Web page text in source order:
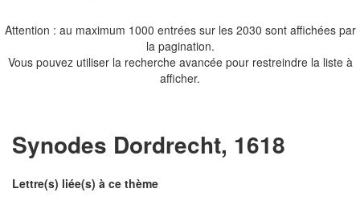
Attention : au maximum 1000 entrées sur les 2030 sont affichées par
la pagination.
Vous pouvez utiliser la recherche avancée pour restreindre la liste à
afficher.
Synodes Dordrecht, 1618
Lettre(s) liée(s) à ce thème